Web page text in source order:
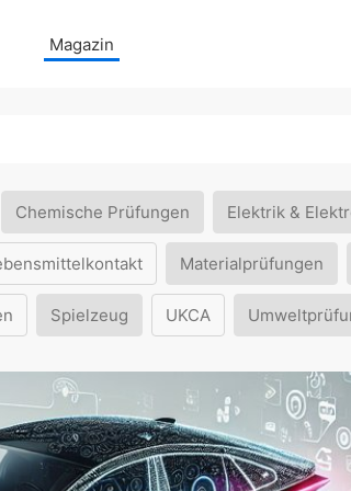
Magazin
Chemische Prüfungen Elektrik &
Materialprüfungen
Spielzeug UKCA